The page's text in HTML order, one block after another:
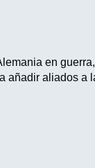
en
añadir aliados a